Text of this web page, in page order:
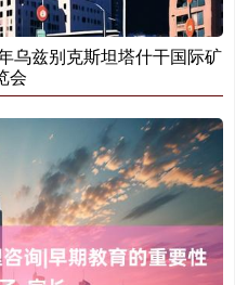
乌兹别克斯坦塔什干国际矿
会